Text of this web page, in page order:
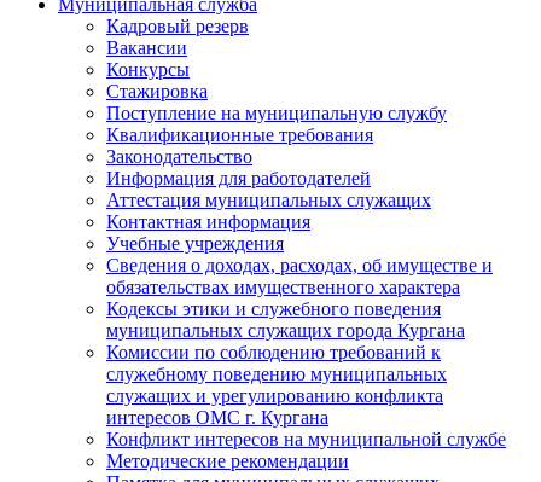
Муниципальная служба
Кадровый резерв
Вакансии
Конкурсы
Стажировка
Поступление на муниципальную службу
Квалификационные требования
Законодательство
Информация для работодателей
Аттестация муниципальных служащих
Контактная информация
Учебные учреждения
Сведения о доходах, расходах, об имуществе и
обязательствах имущественного характера
Кодексы этики и служебного поведения
муниципальных служащих города Кургана
Комиссии по соблюдению требований к
служебному поведению муниципальных
служащих и урегулированию конфликта
интересов ОМС г. Кургана
Конфликт интересов на муниципальной службе
Методические рекомендации